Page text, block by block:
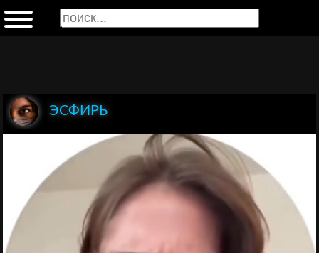
ЭСФИРЬ